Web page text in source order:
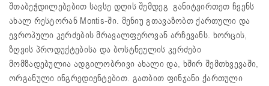
შთაბეჭდილებებით სავსე დღის შემდეგ განიტვირთეთ ჩვენს
ახალ რესტორან Montis-ში. მენიუ გთავაზობთ ქართული და
ევროპული კერძების მრავალფეროვან არჩევანს. ხორცის,
ზღვის პროდუქტებისა და ბოსტნეულის კერძები
მომზადებულია ადგილობრივი ახალი და, ხშირ შემთხვევაში,
ორგანული ინგრედიენტებით. გათბით ფინჯანი ქართული